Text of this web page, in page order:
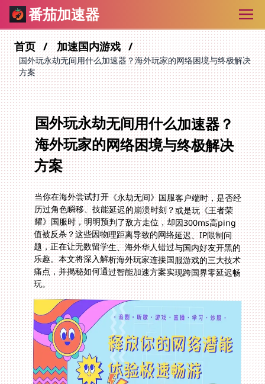
番茄加速器
首页 加速国内游戏
国外玩永劫无间用什么加速器？海外玩家的网络困境与终极解决
方案
国外玩永劫无间用什么加速器？
海外玩家的网络困境与终极解决
方案
当你在海外尝试打开《永劫无间》国服客户端时，是否经
历过角色瞬移、技能延迟的崩溃时刻？或是玩《王者荣
耀》国服时，明明预判了敌方走位，却因300ms高ping
值被反杀？这些因物理距离导致的网络延迟、IP限制问
题，正在让无数留学生、海外华人错过与国内好友开黑的
乐趣。本文将深入解析海外玩家连接国服游戏的三大技术
痛点，并揭秘如何通过智能加速方案实现跨国界零延迟畅
玩。